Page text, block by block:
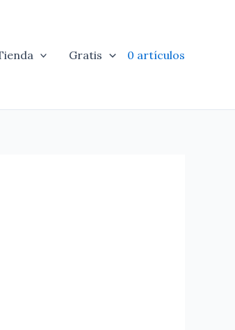
Gratis 0 artículos